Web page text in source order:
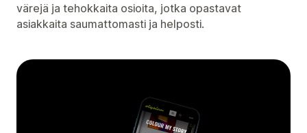
värejä ja tehokkaita osioita, jotka opastavat
asiakkaita saumattomasti ja helposti.